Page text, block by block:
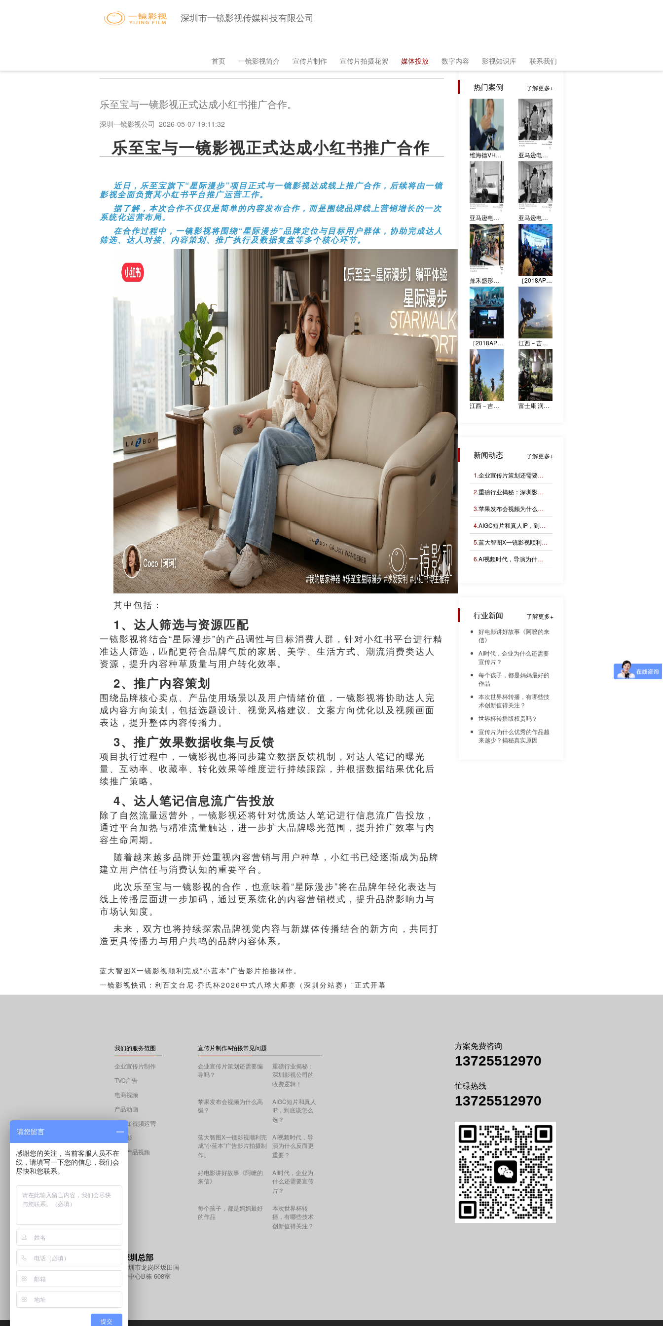
深圳市一镜影视传媒科技有限公司
Main
navigation
首页 一镜影视简介 宣传片制作 宣传片拍摄花絮 媒体投放 数字内容 影视知识库 联系我们
乐至宝与一镜影视正式达成小红书推广合作。
深圳一镜影视公司 2026-05-07 19:11:32
乐至宝与一镜影视正式达成小红书推广合作
近日，乐至宝旗下“星际漫步”项目正式与一镜影视达成线上推广合作，后续将由一镜
影视全面负责其小红书平台推广运营工作。
据了解，本次合作不仅仅是简单的内容发布合作，而是围绕品牌线上营销增长的一次
系统化运营布局。
在合作过程中，一镜影视将围绕“星际漫步”品牌定位与目标用户群体，协助完成达人
筛选、达人对接、内容策划、推广执行及数据复盘等多个核心环节。
其中包括：
1、达人筛选与资源匹配
一镜影视将结合“星际漫步”的产品调性与目标消费人群，针对小红书平台进行精
准达人筛选，匹配更符合品牌气质的家居、美学、生活方式、潮流消费类达人
资源，提升内容种草质量与用户转化效率。
2、推广内容策划
围绕品牌核心卖点、产品使用场景以及用户情绪价值，一镜影视将协助达人完
成内容方向策划，包括选题设计、视觉风格建议、文案方向优化以及视频画面
表达，提升整体内容传播力。
3、推广效果数据收集与反馈
项目执行过程中，一镜影视也将同步建立数据反馈机制，对达人笔记的曝光
量、互动率、收藏率、转化效果等维度进行持续跟踪，并根据数据结果优化后
续推广策略。
4、达人笔记信息流广告投放
除了自然流量运营外，一镜影视还将针对优质达人笔记进行信息流广告投放，
通过平台加热与精准流量触达，进一步扩大品牌曝光范围，提升推广效率与内
容生命周期。
随着越来越多品牌开始重视内容营销与用户种草，小红书已经逐渐成为品牌
建立用户信任与消费认知的重要平台。
此次乐至宝与一镜影视的合作，也意味着“星际漫步”将在品牌年轻化表达与
线上传播层面进一步加码，通过更系统化的内容营销模式，提升品牌影响力与
市场认知度。
未来，双方也将持续探索品牌视觉内容与新媒体传播结合的新方向，共同打
造更具传播力与用户共鸣的品牌内容体系。
蓝大智图X一镜影视顺利完成“小蓝本”广告影片拍摄制作。
一镜影视快讯：利百文台尼·乔氏杯2026中式八球大师赛（深圳分站赛）”正式开幕
热门案例
维海德VHD－700产品宣传片拍摄花絮 亚马逊电商视频 拍摄花絮03
亚马逊电商视频 拍摄花絮02 亚马逊电商视频 拍摄花絮01
鼎禾盛形象宣传片 拍摄花絮 ［2018APEC中小企业工商论坛］拍摄花絮
［2018APEC中小企业工商论坛］拍摄花絮 江西－吉安形象宣传片 拍摄花絮
江西－吉安形象宣传片 拍摄花絮 富士康 润鸿餐饮 形象宣传片拍摄花絮
了解更多
新闻动态
1.企业宣传片策划还需要编导吗？
2.重磅行业揭秘：深圳影视公司的收费逻辑！
3.苹果发布会视频为什么高级？
4.AIGC短片和真人IP，到底该怎么选？
5.蓝大智图X一镜影视顺利完成“小蓝本”广告影片拍摄制作。
6.AI视频时代，导演为什么反而更重要？
了解更多
行业新闻
好电影讲好故事《阿嚒的来
信》
AI时代，企业为什么还需要
宣传片？
每个孩子，都是妈妈最好的
作品
​本次世界杯转播，有哪些技
术创新值得关注？
世界杯转播版权贵吗？
宣传片为什么优秀的作品越
来越少？揭秘真实原因
了解更多
我们的服务范围
企业宣传片制作
TVC广告
电商视频
产品动画
抖音短视频运营
微电影
海外产品视频
宣传片制作&拍摄常见问题
企业宣传片策划还需要编
导吗？
重磅行业揭秘：
深圳影视公司的
收费逻辑！
苹果发布会视频为什么高
级？
AIGC短片和真人
IP，到底该怎么
选？
蓝大智图X一镜影视顺利完
成“小蓝本”广告影片拍摄制
作。
AI视频时代，导
演为什么反而更
重要？
好电影讲好故事《阿嚒的
来信》
AI时代，企业为
什么还需要宣传
片？
每个孩子，都是妈妈最好
的作品
​本次世界杯转
播，有哪些技术
创新值得关注？
深圳总部
深圳市龙岗区坂田国
际中心B栋 608室
方案免费咨询
13725512970
忙碌热线
13725512970
请您留言
感谢您的关注，当前客服人员不在
线，请填写一下您的信息，我们会
尽快和您联系。
提交